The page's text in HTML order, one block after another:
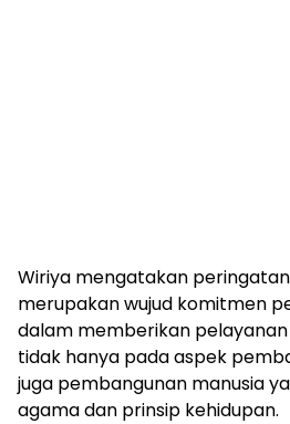
Wiriya mengatakan peringatan
merupakan wujud komitmen
dalam memberikan
tidak hanya pada aspek
juga pembangunan manusia
agama dan prinsip kehidupan.